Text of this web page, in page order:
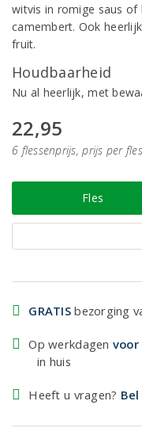
witvis in romige saus
camembert. Ook
fruit.
Houdbaarheid
Nu al heerlijk, met
22,95
6 flessenprijs, prijs per
Fles
GRATIS bezorging
Op werkdagen voor
in huis
Heeft u vragen?